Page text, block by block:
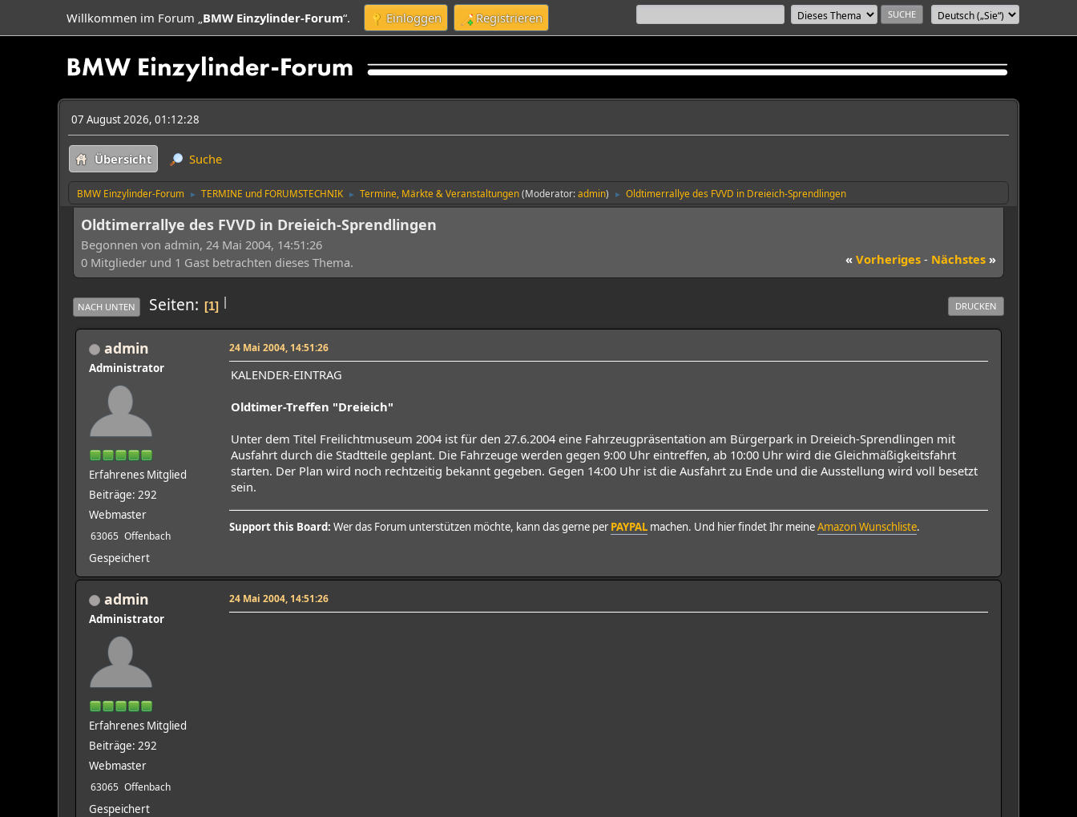
Willkommen im Forum „BMW Einzylinder-Forum“. Einloggen Registrieren
07 August 2026, 01:12:28
Übersicht Suche
BMW Einzylinder-Forum ► TERMINE und FORUMSTECHNIK ► Termine, Märkte & Veranstaltungen(Moderator:admin) ► Oldtimerrallye des FVVD in Dreieich-Sprendlingen
Oldtimerrallye des FVVD in Dreieich-Sprendlingen
Begonnen von admin, 24 Mai 2004, 14:51:26
« Vorheriges - Nächstes »
0 Mitglieder und 1 Gast betrachten dieses Thema.
DRUCKEN
|
NACH UNTEN Seiten 1
admin
Administrator
Erfahrenes Mitglied
Beiträge: 292
Webmaster
63065 Offenbach
Gespeichert
24 Mai 2004, 14:51:26
KALENDER-EINTRAG
Oldtimer-Treffen "Dreieich"
Unter dem Titel Freilichtmuseum 2004 ist für den 27.6.2004 eine Fahrzeugpräsentation am Bürgerpark in Dreieich-Sprendlingen mit
Ausfahrt durch die Stadtteile geplant. Die Fahrzeuge werden gegen 9:00 Uhr eintreffen, ab 10:00 Uhr wird die Gleichmäßigkeitsfahrt
starten. Der Plan wird noch rechtzeitig bekannt gegeben. Gegen 14:00 Uhr ist die Ausfahrt zu Ende und die Ausstellung wird voll besetzt
sein.
Support this Board: Wer das Forum unterstützen möchte, kann das gerne perPAYPAL machen. Und hier findet Ihr meineAmazon Wunschliste.
admin
Administrator
Erfahrenes Mitglied
Beiträge: 292
Webmaster
63065 Offenbach
Gespeichert
24 Mai 2004, 14:51:26